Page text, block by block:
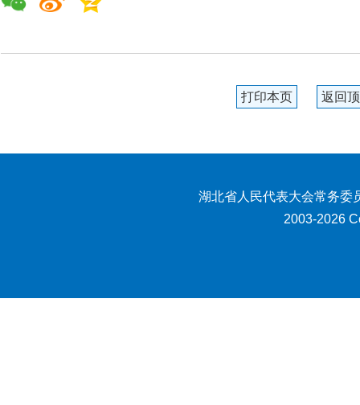
打印本页 返回
湖北省人民代表大会常务委
2003-2026